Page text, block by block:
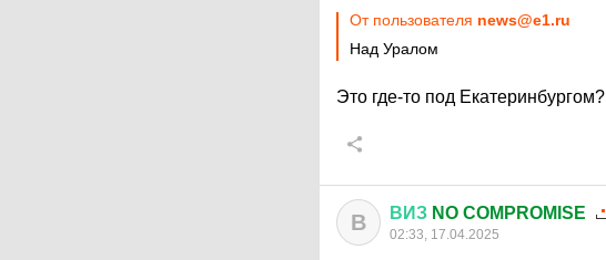
От пользователя news@e1.ru
Над Уралом
Это где-то под Екатеринбургом?
В ВИЗ NO COMPROMISE
02:33, 17.04.2025